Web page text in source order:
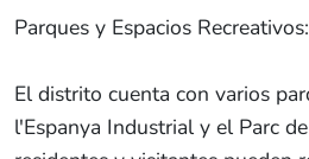
Parques y Espacios Recreativos:
El distrito cuenta con varios
l'Espanya Industrial y el Parc